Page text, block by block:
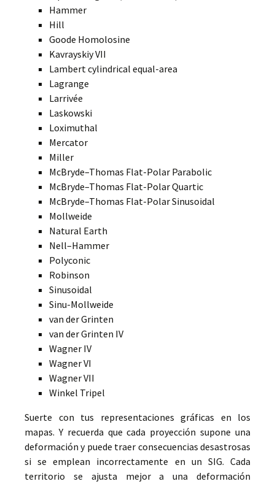
Hammer
Hill
Goode Homolosine
Kavrayskiy VII
Lambert cylindrical equal-area
Lagrange
Larrivée
Laskowski
Loximuthal
Mercator
Miller
McBryde–Thomas Flat-Polar Parabolic
McBryde–Thomas Flat-Polar Quartic
McBryde–Thomas Flat-Polar Sinusoidal
Mollweide
Natural Earth
Nell–Hammer
Polyconic
Robinson
Sinusoidal
Sinu-Mollweide
van der Grinten
van der Grinten IV
Wagner IV
Wagner VI
Wagner VII
Winkel Tripel
Suerte con tus representaciones gráficas en los
mapas. Y recuerda que cada proyección supone una
deformación y puede traer consecuencias desastrosas
si se emplean incorrectamente en un SIG. Cada
territorio se ajusta mejor a una deformación